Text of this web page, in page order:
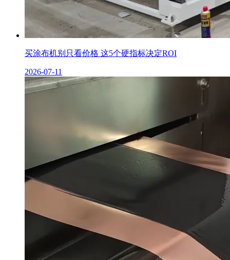
买涂布机别只看价格 这5个硬指标决定ROI
2026-07-11